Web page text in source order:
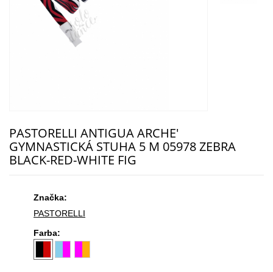
PASTORELLI ANTIGUA ARCHE'
GYMNASTICKÁ STUHA 5 M 05978 ZEBRA
BLACK-RED-WHITE FIG
Značka:
PASTORELLI
Farba: